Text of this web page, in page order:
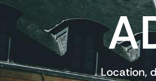
Location,